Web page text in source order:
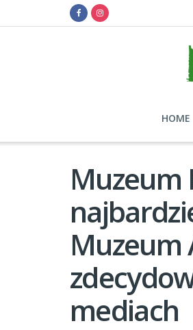
HOME
Muzeum
Muzeum
mediach